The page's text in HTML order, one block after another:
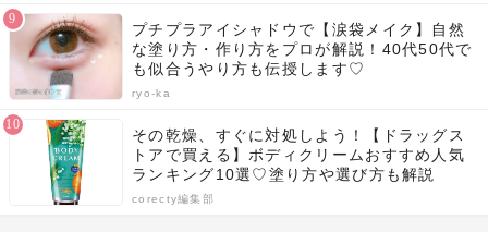
プチプラアイシャドウで【涙袋メイク】自然
な塗り方・作り方をプロが解説！40代50代で
も似合うやり方も伝授します♡
ryo-ka
その乾燥、すぐに対処しよう！【ドラッグス
トアで買える】ボディクリームおすすめ人気
ランキング10選♡塗り方や選び方も解説
corecty編集部